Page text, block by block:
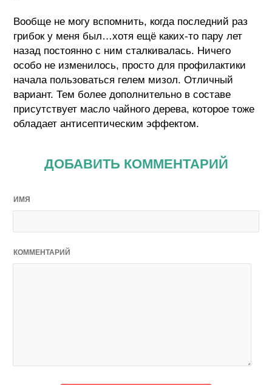
Вообще не могу вспомнить, когда последний раз
грибок у меня был…хотя ещё каких-то пару лет
назад постоянно с ним сталкивалась. Ничего
особо не изменилось, просто для профилактики
начала пользоваться гелем мизол. Отличный
вариант. Тем более дополнительно в составе
присутствует масло чайного дерева, которое тоже
обладает антисептическим эффектом.
ДОБАВИТЬ КОММЕНТАРИЙ
ИМЯ
КОММЕНТАРИЙ